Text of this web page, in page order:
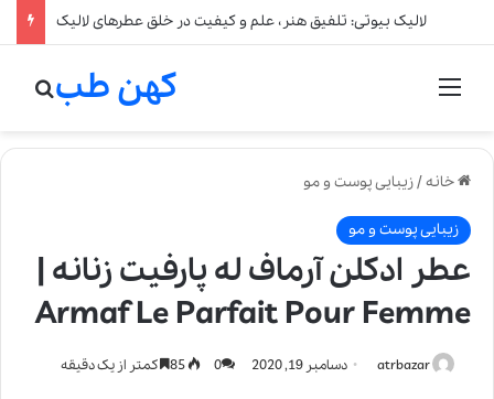
لالیک بیوتی: تلفیق هنر، علم و کیفیت در خلق عطرهای لالیک
منو کهن طب
خانه/زیبایی پوست و مو
زیبایی پوست و مو
عطر ادکلن آرماف له پارفیت زنانه |
Armaf Le Parfait Pour Femme
atrbazar دسامبر 19, 2020 0 کمتر از یک دقیقه